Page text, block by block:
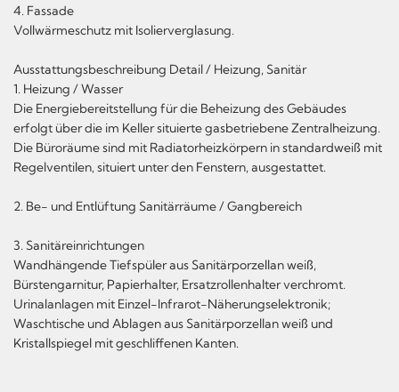
4. Fassade
Vollwärmeschutz mit Isolierverglasung.
Ausstattungsbeschreibung Detail / Heizung, Sanitär
1. Heizung / Wasser
Die Energiebereitstellung für die Beheizung des Gebäudes
erfolgt über die im Keller situierte gasbetriebene Zentralheizung.
Die Büroräume sind mit Radiatorheizkörpern in standardweiß mit
Regelventilen, situiert unter den Fenstern, ausgestattet.
2. Be- und Entlüftung Sanitärräume / Gangbereich
3. Sanitäreinrichtungen
Wandhängende Tiefspüler aus Sanitärporzellan weiß,
Bürstengarnitur, Papierhalter, Ersatzrollenhalter verchromt.
Urinalanlagen mit Einzel-Infrarot-Näherungselektronik;
Waschtische und Ablagen aus Sanitärporzellan weiß und
Kristallspiegel mit geschliffenen Kanten.